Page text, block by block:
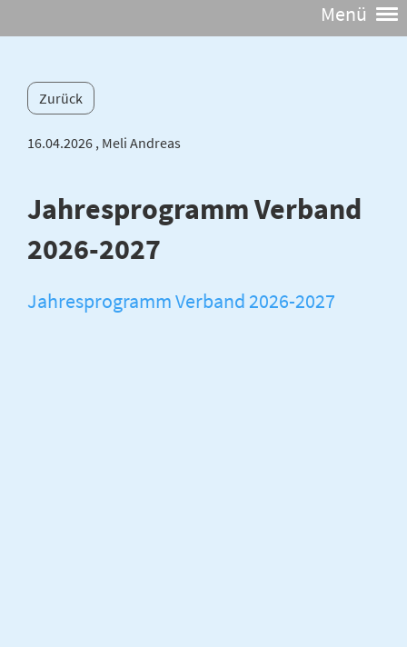
Menü
Zurück
16.04.2026 , Meli Andreas
Jahresprogramm Verband
2026-2027
Jahresprogramm Verband 2026-2027